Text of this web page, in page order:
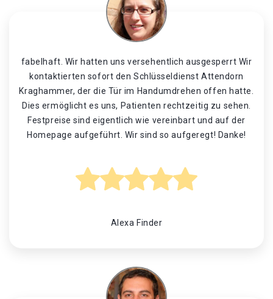
fabelhaft. Wir hatten uns versehentlich ausgesperrt Wir
kontaktierten sofort den Schlüsseldienst Attendorn
Kraghammer, der die Tür im Handumdrehen offen hatte.
Dies ermöglicht es uns, Patienten rechtzeitig zu sehen.
Festpreise sind eigentlich wie vereinbart und auf der
Homepage aufgeführt. Wir sind so aufgeregt! Danke!
Alexa Finder